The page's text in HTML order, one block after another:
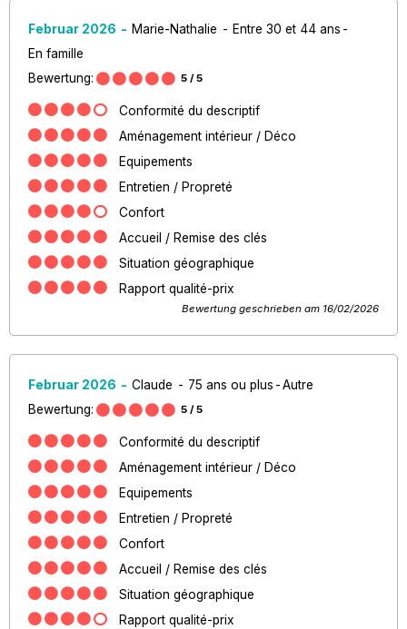
Februar 2026 Marie-Nathalie
Entre 30 et 44 ans
En famille
Bewertung:
5 / 5
Conformité du descriptif
Aménagement intérieur / Déco
Equipements
Entretien / Propreté
Confort
Accueil / Remise des clés
Situation géographique
Rapport qualité-prix
Bewertung geschrieben am 16/02/2026
Februar 2026 Claude 75 ans ou plus
Autre
Bewertung:
5 / 5
Conformité du descriptif
Aménagement intérieur / Déco
Equipements
Entretien / Propreté
Confort
Accueil / Remise des clés
Situation géographique
Rapport qualité-prix